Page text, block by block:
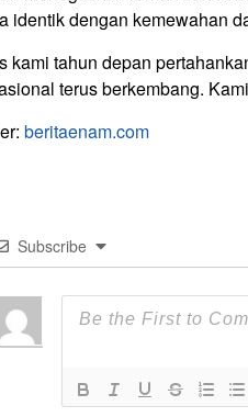
identik dengan kemewahan
kami tahun depan
terus berkembang.
beritaenam.com
Subscribe